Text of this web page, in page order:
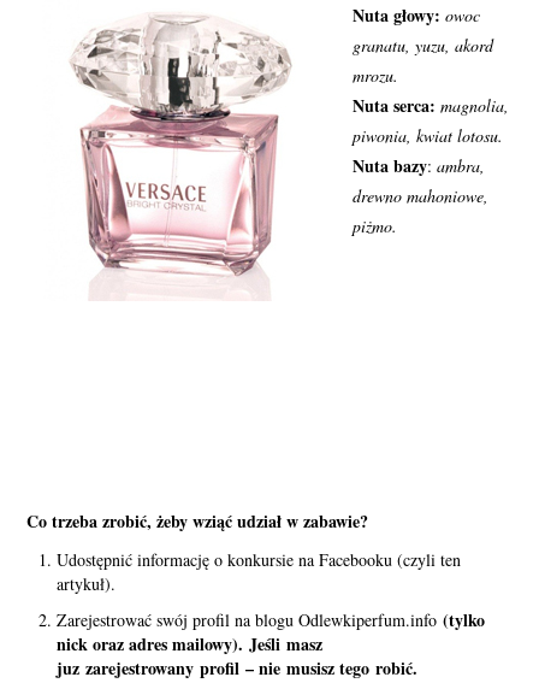
Nuta głowy: owoc
granatu, yuzu, akord
mrozu.
Nuta serca: magnolia,
piwonia, kwiat lotosu.
Nuta bazy:ambra,
drewno mahoniowe,
piżmo.
Co trzeba zrobić, żeby wziąć udział w zabawie?
Udostępnić informację o konkursie na Facebooku (czyli ten
artykuł).
Zarejestrować swój profil na blogu Odlewkiperfum.info(tylko
nick oraz adres mailowy). Jeśli masz
juz zarejestrowany profil – nie musisz tego robić.